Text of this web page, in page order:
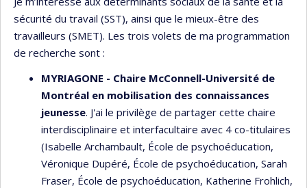
sécurité du travail (SST), ainsi que le mieux-être des
travailleurs (SMET). Les trois volets de ma programmation
de recherche sont :
MYRIAGONE - Chaire McConnell-Université de
Montréal en mobilisation des connaissances
jeunesse. J'ai le privilège de partager cette chaire
interdisciplinaire et interfacultaire avec 4 co-titulaires
(Isabelle Archambault, École de psychoéducation,
Véronique Dupéré, École de psychoéducation, Sarah
Fraser, École de psychoéducation, Katherine Frohlich,